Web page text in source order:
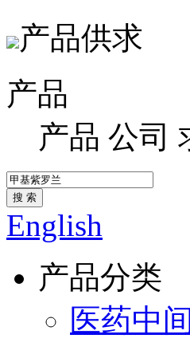
产品供求
产品
产品 公司
搜 索
English
产品分类
医药中